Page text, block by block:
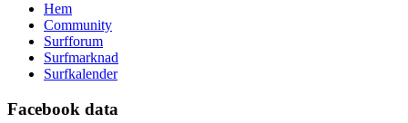
Hem
Community
Surfforum
Surfmarknad
Surfkalender
Facebook data